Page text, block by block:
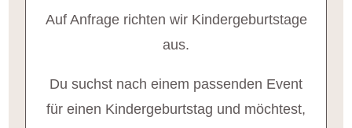
Auf Anfrage richten wir Kindergeburtstage
aus.
Du suchst nach einem passenden Event
für einen Kindergeburtstag und möchtest,